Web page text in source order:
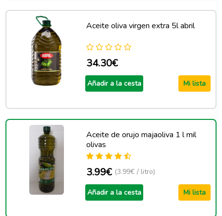
Aceite oliva virgen extra 5l abril
34.30€
Añadir a la cesta Mi lista
Aceite de orujo majaoliva 1 l mil
olivas
3.99€ (3.99€ / litro)
Añadir a la cesta Mi lista